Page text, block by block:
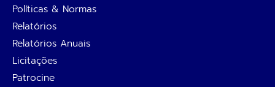
Políticas & Normas
Relatórios
Relatórios Anuais
Licitações
Patrocine